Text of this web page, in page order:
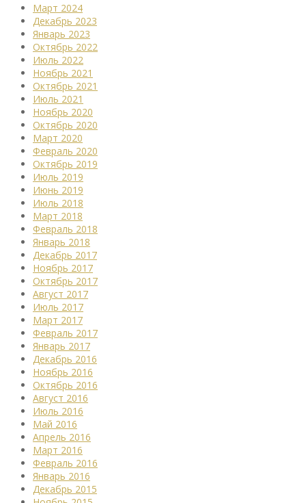
Март 2024
Декабрь 2023
Январь 2023
Октябрь 2022
Июль 2022
Ноябрь 2021
Октябрь 2021
Июль 2021
Ноябрь 2020
Октябрь 2020
Март 2020
Февраль 2020
Октябрь 2019
Июль 2019
Июнь 2019
Июль 2018
Март 2018
Февраль 2018
Январь 2018
Декабрь 2017
Ноябрь 2017
Октябрь 2017
Август 2017
Июль 2017
Март 2017
Февраль 2017
Январь 2017
Декабрь 2016
Ноябрь 2016
Октябрь 2016
Август 2016
Июль 2016
Май 2016
Апрель 2016
Март 2016
Февраль 2016
Январь 2016
Декабрь 2015